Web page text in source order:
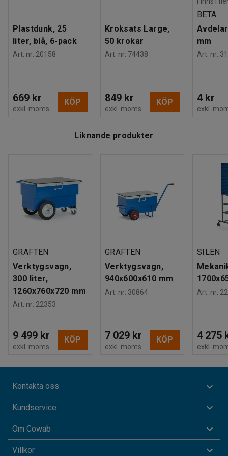
Plastdunk, 25
liter, blå, 6-pack
Art. nr: 20158
669 kr
exkl. moms
KÖP
Kroksats Large,
50 krokar
Art. nr: 74438
849 kr
exkl. moms
KÖP
BETA
mm
Art. nr:
4 kr
exkl.
Liknande produkter
GRAFTEN
Verktygsvagn,
300 liter,
1260x760x720 mm
Art. nr: 22353
9 499 kr
exkl. moms
KÖP
GRAFTEN
Verktygsvagn,
940x600x610 mm
Art. nr: 30864
7 029 kr
exkl. moms
KÖP
SILEN
Art. nr:
4 275
exkl.
Kontakta oss
Kundservice
Om Cowab
Villkor